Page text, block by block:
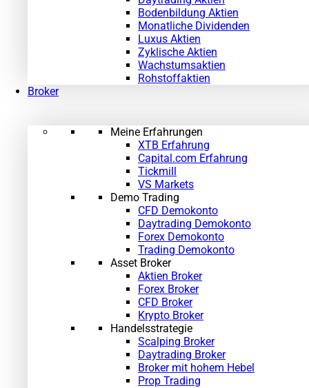
Bodenbildung Aktien
Monatliche Dividenden
Luxus Aktien
Zyklische Aktien
Wachstumsaktien
Rohstoffaktien
Broker
Meine Erfahrungen
XTB Erfahrung
Capital.com Erfahrung
Tickmill
VS Markets
Demo Trading
CFD Demokonto
Daytrading Demokonto
Forex Demokonto
Trading Demokonto
Asset Broker
Aktien Broker
Forex Broker
CFD Broker
Krypto Broker
Handelsstrategie
Scalping Broker
Daytrading Broker
Broker mit hohem Hebel
Prop Trading